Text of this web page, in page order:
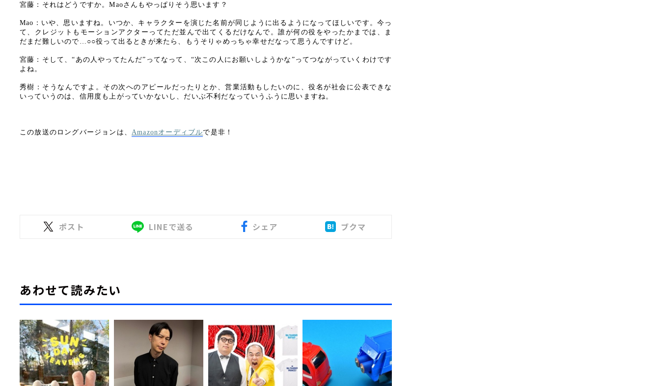
宮藤：それはどうですか。Maoさんもやっぱりそう思います？
Mao：いや、思いますね。いつか、キャラクターを演じた名前が同じように出るようになってほしいです。今っ
て、クレジットもモーションアクターってただ並んで出てくるだけなんで。誰が何の役をやったかまでは、ま
だまだ難しいので…○○役って出るときが来たら、もうそりゃめっちゃ幸せだなって思うんですけど。
宮藤：そして、“あの人やってたんだ”ってなって、“次この人にお願いしようかな”ってつながっていくわけです
よね。
秀樹：そうなんですよ。その次へのアピールだったりとか、営業活動もしたいのに、役名が社会に公表できな
いっていうのは、信用度も上がっていかないし、だいぶ不利だなっていうふうに思いますね。
この放送のロングバージョンは、 Amazonオーディブルで是非！
ポスト LINEで送る シェア ブクマ
あわせて読みたい